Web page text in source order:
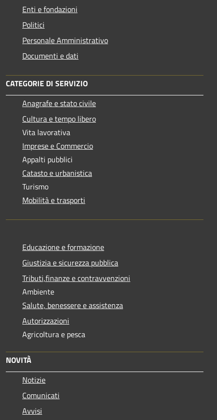
Enti e fondazioni
Politici
Personale Amministrativo
Documenti e dati
CATEGORIE DI SERVIZIO
Anagrafe e stato civile
Cultura e tempo libero
Vita lavorativa
Imprese e Commercio
Appalti pubblici
Catasto e urbanistica
Turismo
Mobilità e trasporti
Educazione e formazione
Giustizia e sicurezza pubblica
Tributi,finanze e contravvenzioni
Ambiente
Salute, benessere e assistenza
Autorizzazioni
Agricoltura e pesca
NOVITÀ
Notizie
Comunicati
Avvisi